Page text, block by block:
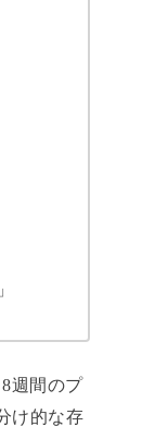
週間のプ
け的な存